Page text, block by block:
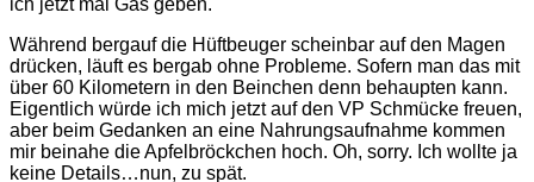
Während bergauf die Hüftbeuger scheinbar auf den Magen
drücken, läuft es bergab ohne Probleme. Sofern man das mit
über 60 Kilometern in den Beinchen denn behaupten kann.
Eigentlich würde ich mich jetzt auf den VP Schmücke freuen,
aber beim Gedanken an eine Nahrungsaufnahme kommen
mir beinahe die Apfelbröckchen hoch. Oh, sorry. Ich wollte ja
keine Details…nun, zu spät.